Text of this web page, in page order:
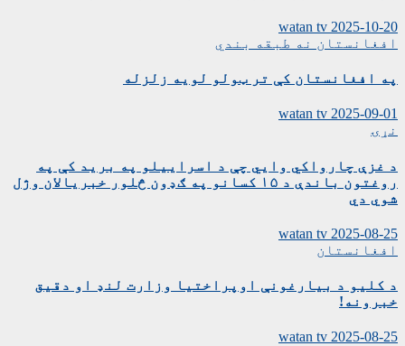
2025-10-20
watan tv
افغانستان نه طبقه بندي
په افغانستان کې تر ټولو لویه زلزله
2025-09-01
watan tv
نړۍ
د غزې چارواکي وايي چې د اسراییلو په برید کې په
روغتون باندې د ۱۵ کسانو په ګډون څلور خبریالان وژل
شوي دي
2025-08-25
watan tv
افغانستان
د کلیو د بیارغونې اوپراختیا وزارت لنډ او دقیق
خبرونه!
2025-08-25
watan tv